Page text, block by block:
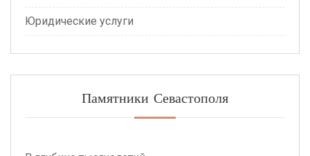
Юридические услуги
Памятники Севастополя